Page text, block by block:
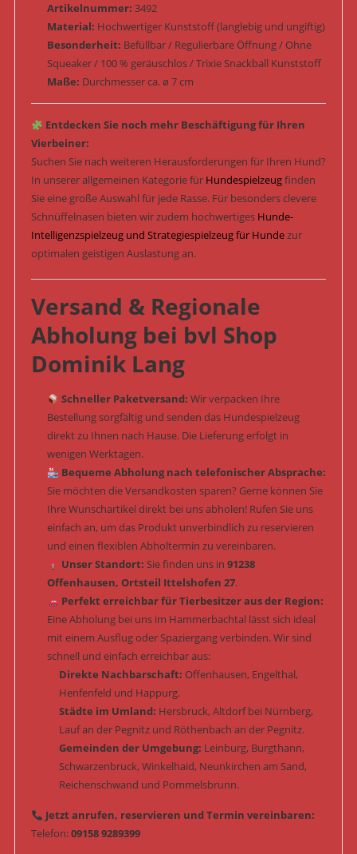
Artikelnummer: 3492
Material: Hochwertiger Kunststoff (langlebig und ungiftig)
Besonderheit: Befüllbar / Regulierbare Öffnung / Ohne
Squeaker / 100 % geräuschlos / Trixie Snackball Kunststoff
Maße: Durchmesser ca. ø 7 cm
Entdecken Sie noch mehr Beschäftigung für Ihren
Vierbeiner:
Suchen Sie nach weiteren Herausforderungen für Ihren Hund?
In unserer allgemeinen Kategorie für Hundespielzeugfinden
Sie eine große Auswahl für jede Rasse. Für besonders clevere
Schnüffelnasen bieten wir zudem hochwertiges Hunde-
Intelligenzspielzeug und Strategiespielzeug für Hundezur
optimalen geistigen Auslastung an.
Versand & Regionale
Abholung bei bvl Shop
Dominik Lang
Schneller Paketversand: Wir verpacken Ihre
Bestellung sorgfältig und senden das Hundespielzeug
direkt zu Ihnen nach Hause. Die Lieferung erfolgt in
wenigen Werktagen.
Bequeme Abholung nach telefonischer Absprache:
Sie möchten die Versandkosten sparen? Gerne können Sie
Ihre Wunschartikel direkt bei uns abholen! Rufen Sie uns
einfach an, um das Produkt unverbindlich zu reservieren
und einen flexiblen Abholtermin zu vereinbaren.
Unser Standort: Sie finden uns in 91238
Offenhausen, Ortsteil Ittelshofen 27.
Perfekt erreichbar für Tierbesitzer aus der Region:
Eine Abholung bei uns im Hammerbachtal lässt sich ideal
mit einem Ausflug oder Spaziergang verbinden. Wir sind
schnell und einfach erreichbar aus:
Direkte Nachbarschaft: Offenhausen, Engelthal,
Henfenfeld und Happurg.
Städte im Umland: Hersbruck, Altdorf bei Nürnberg,
Lauf an der Pegnitz und Röthenbach an der Pegnitz.
Gemeinden der Umgebung: Leinburg, Burgthann,
Schwarzenbruck, Winkelhaid, Neunkirchen am Sand,
Reichenschwand und Pommelsbrunn.
Jetzt anrufen, reservieren und Termin vereinbaren:
Telefon:09158 9289399